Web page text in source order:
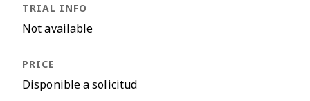
Not available
Disponible a solicitud